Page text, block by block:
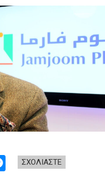
ΣΧΟΛΙΑΣΤΕ